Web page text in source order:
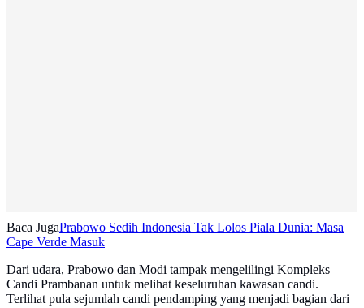
Baca JugaPrabowo Sedih Indonesia Tak Lolos Piala Dunia: Masa
Cape Verde Masuk
Dari udara, Prabowo dan Modi tampak mengelilingi Kompleks
Candi Prambanan untuk melihat keseluruhan kawasan candi.
Terlihat pula sejumlah candi pendamping yang menjadi bagian dari